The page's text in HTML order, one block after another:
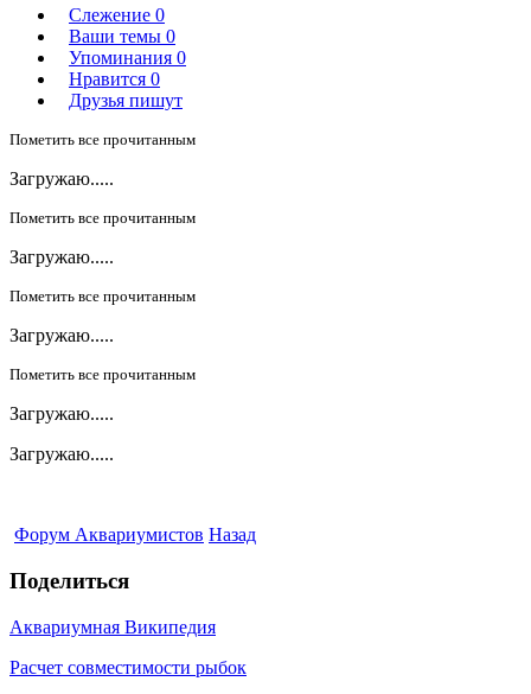
Слежение 0
Ваши темы 0
Упоминания 0
Нравится 0
Друзья пишут
Пометить все прочитанным
Загружаю.....
Пометить все прочитанным
Загружаю.....
Пометить все прочитанным
Загружаю.....
Пометить все прочитанным
Загружаю.....
Загружаю.....
Форум Аквариумистов Назад
Поделиться
Аквариумная Википедия
Расчет совместимости рыбок